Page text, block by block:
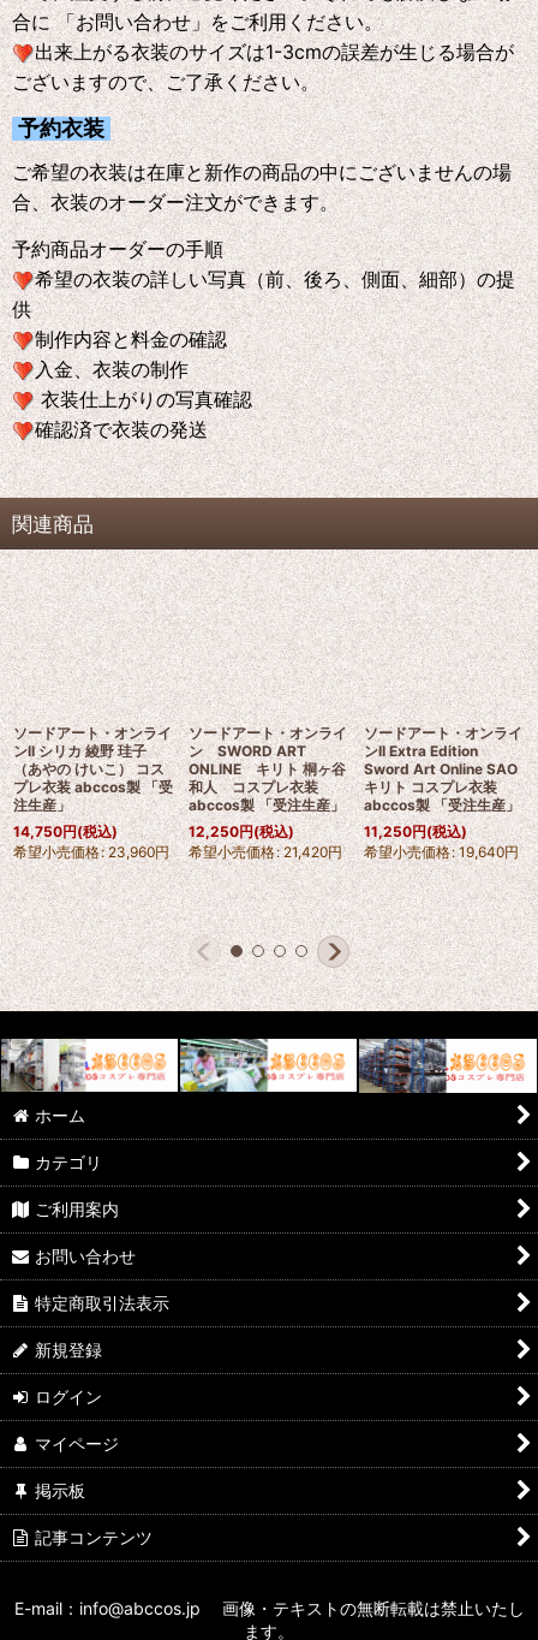
合に 「お問い合わせ」をご利用ください。
出来上がる衣装のサイズは1-3cmの誤差が生じる場合が
ございますので、ご了承ください。
予約衣装
ご希望の衣装は在庫と新作の商品の中にございませんの場
合、衣装のオーダー注文ができます。
予約商品オーダーの手順
希望の衣装の詳しい写真（前、後ろ、側面、細部）の提
供
制作内容と料金の確認
入金、衣装の制作
衣装仕上がりの写真確認
確認済で衣装の発送
関連商品
ソードアート・オンライ
ンII シリカ 綾野 珪子
（あやの けいこ） コス
プレ衣装 abccos製 「受
注生産」
14,750円(税込)
希望小売価格: 23,960円
ソードアート・オンライ
ン SWORD ART
ONLINE キリト 桐ヶ谷
和人 コスプレ衣装
abccos製 「受注生産」
12,250円(税込)
希望小売価格: 21,420円
ソードアート・オンライ
ンII Extra Edition
Sword Art Online SAO
キリト コスプレ衣装
abccos製 「受注生産」
11,250円(税込)
希望小売価格: 19,640円
ホーム
カテゴリ
ご利用案内
お問い合わせ
特定商取引法表示
新規登録
ログイン
マイページ
掲示板
記事コンテンツ
E-mail：info@abccos.jp 画像・テキストの無断転載は禁止いたし
ます。